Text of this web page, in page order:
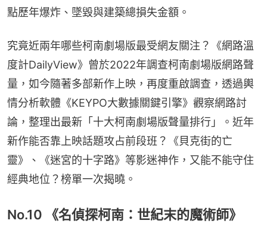
點歷年爆炸、墜毀與建築總損失金額。
究竟近兩年哪些柯南劇場版最受網友關注？《網路溫
度計DailyView》曾於2022年調查柯南劇場版網路聲
量，如今隨著多部新作上映，再度重啟調查，透過輿
情分析軟體《KEYPO大數據關鍵引擎》觀察網路討
論，整理出最新「十大柯南劇場版聲量排行」。近年
新作能否靠上映話題攻占前段班？《貝克街的亡
靈》、《迷宮的十字路》等影迷神作，又能不能守住
經典地位？榜單一次揭曉。
No.10 《名偵探柯南：世紀末的魔術師》